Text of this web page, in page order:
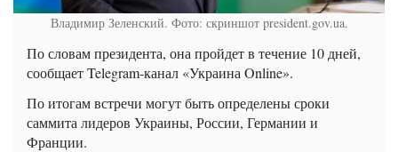
Владимир Зеленский. Фото: скриншот president.gov.ua.
По словам президента, она пройдет в течение 10 дней,
сообщает Telegram-канал «Украина Online».
По итогам встречи могут быть определены сроки
саммита лидеров Украины, России, Германии и
Франции.